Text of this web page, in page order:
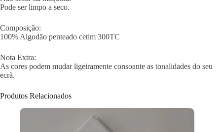
Pode ser limpo a seco.
Composição:
100% Algodão penteado cetim 300TC
Nota Extra:
As cores podem mudar ligeiramente consoante as tonalidades do seu
ecrã.
Produtos Relacionados